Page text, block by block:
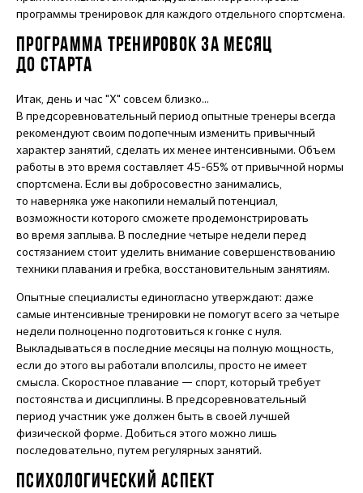
программы тренировок для каждого отдельного спортсмена.
ПРОГРАММА ТРЕНИРОВОК ЗА МЕСЯЦ
ДО СТАРТА
Итак, день и час "Х" совсем близко...
В предсоревновательный период опытные тренеры всегда
рекомендуют своим подопечным изменить привычный
характер занятий, сделать их менее интенсивными. Объем
работы в это время составляет 45-65% от привычной нормы
спортсмена. Если вы добросовестно занимались,
то наверняка уже накопили немалый потенциал,
возможности которого сможете продемонстрировать
во время заплыва. В последние четыре недели перед
состязанием стоит уделить внимание совершенствованию
техники плавания и гребка, восстановительным занятиям.
Опытные специалисты единогласно утверждают: даже
самые интенсивные тренировки не помогут всего за четыре
недели полноценно подготовиться к гонке с нуля.
Выкладываться в последние месяцы на полную мощность,
если до этого вы работали вполсилы, просто не имеет
смысла. Скоростное плавание — спорт, который требует
постоянства и дисциплины. В предсоревновательный
период участник уже должен быть в своей лучшей
физической форме. Добиться этого можно лишь
последовательно, путем регулярных занятий.
ПСИХОЛОГИЧЕСКИЙ АСПЕКТ